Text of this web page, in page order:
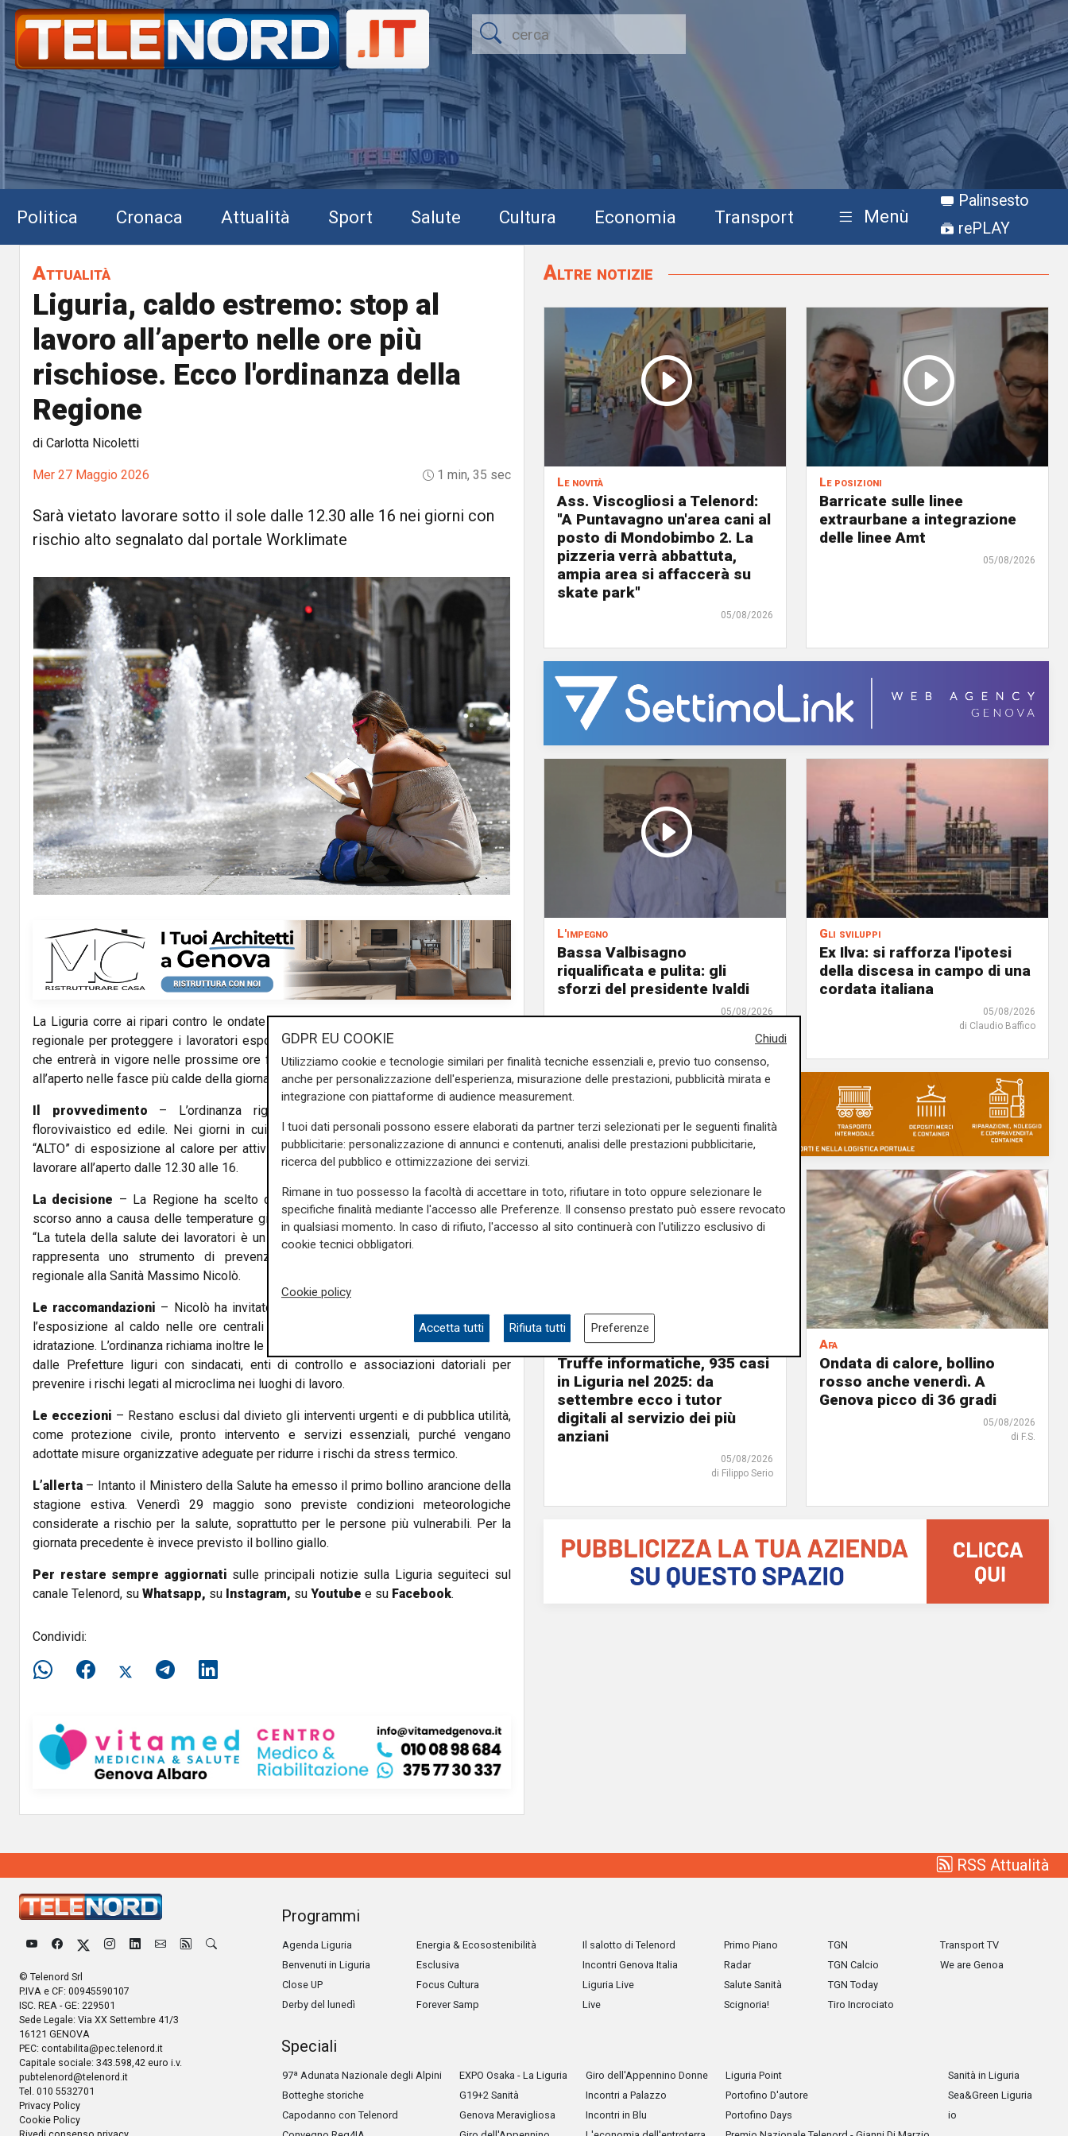
Politica Cronaca Attualità Sport Salute Cultura Economia Transport Menù
Palinsesto
rePLAY
Attualità
Liguria, caldo estremo: stop al
lavoro all’aperto nelle ore più
rischiose. Ecco l'ordinanza della
Regione
di Carlotta Nicoletti
Mer 27 Maggio 2026 1 min, 35 sec
Sarà vietato lavorare sotto il sole dalle 12.30 alle 16 nei giorni con
rischio alto segnalato dal portale Worklimate
La Liguria corre ai ripari contro le ondate di calore e anticipa di un mese l’ordinanza
regionale per proteggere i lavoratori esposti alle alte temperature. Il provvedimento,
che entrerà in vigore nelle prossime ore fino al 31 agosto, vieta le attività lavorative
all’aperto nelle fasce più calde della giornata nei giorni classificati a rischio elevato.
Il provvedimento – L’ordinanza riguarda in particolare i settori agricolo,
florovivaistico ed edile. Nei giorni in cui il portale Worklimate segnalerà un livello
“ALTO” di esposizione al calore per attività fisica intensa sotto il sole, sarà vietato
lavorare all’aperto dalle 12.30 alle 16.
La decisione – La Regione ha scelto di anticipare il provvedimento rispetto allo
scorso anno a causa delle temperature già elevate registrate nelle ultime settimane.
“La tutela della salute dei lavoratori è un dovere prioritario e questo provvedimento
rappresenta uno strumento di prevenzione importante”, sottolinea l’assessore
regionale alla Sanità Massimo Nicolò.
Le raccomandazioni – Nicolò ha invitato anche anziani e persone fragili a limitare
l’esposizione al caldo nelle ore centrali della giornata e a mantenere una corretta
idratazione. L’ordinanza richiama inoltre le linee guida nazionali e le intese sottoscritte
dalle Prefetture liguri con sindacati, enti di controllo e associazioni datoriali per
prevenire i rischi legati al microclima nei luoghi di lavoro.
Le eccezioni – Restano esclusi dal divieto gli interventi urgenti e di pubblica utilità,
come protezione civile, pronto intervento e servizi essenziali, purché vengano
adottate misure organizzative adeguate per ridurre i rischi da stress termico.
L’allerta – Intanto il Ministero della Salute ha emesso il primo bollino arancione della
stagione estiva. Venerdì 29 maggio sono previste condizioni meteorologiche
considerate a rischio per la salute, soprattutto per le persone più vulnerabili. Per la
giornata precedente è invece previsto il bollino giallo.
Per restare sempre aggiornati sulle principali notizie sulla Liguria seguiteci sul
canale Telenord, su Whatsapp, su Instagram, su Youtube e su Facebook.
Condividi:
Altre notizie
Le novità
Ass. Viscogliosi a Telenord:
"A Puntavagno un'area cani al
posto di Mondobimbo 2. La
pizzeria verrà abbattuta,
ampia area si affaccerà su
skate park"
05/08/2026
Le posizioni
Barricate sulle linee
extraurbane a integrazione
delle linee Amt
05/08/2026
L'impegno
Bassa Valbisagno
riqualificata e pulita: gli
sforzi del presidente Ivaldi
05/08/2026
Gli sviluppi
Ex Ilva: si rafforza l'ipotesi
della discesa in campo di una
cordata italiana
05/08/2026
di Claudio Baffico
Pericolo digitale
Truffe informatiche, 935 casi
in Liguria nel 2025: da
settembre ecco i tutor
digitali al servizio dei più
anziani
05/08/2026
di Filippo Serio
Afa
Ondata di calore, bollino
rosso anche venerdì. A
Genova picco di 36 gradi
05/08/2026
di F.S.
RSS Attualità
© Telenord Srl
P.IVA e CF: 00945590107
ISC. REA - GE: 229501
Sede Legale: Via XX Settembre 41/3
16121 GENOVA
PEC: contabilita@pec.telenord.it
Capitale sociale: 343.598,42 euro i.v.
pubtelenord@telenord.it
Tel. 010 5532701
Privacy Policy
Cookie Policy
Programmi
Agenda Liguria
Benvenuti in Liguria
Close UP
Derby del lunedì
Energia & Ecosostenibilità
Esclusiva
Focus Cultura
Forever Samp
Il salotto di Telenord
Incontri Genova Italia
Liguria Live
Live
Primo Piano
Radar
Salute Sanità
Scignoria!
TGN
TGN Calcio
TGN Today
Tiro Incrociato
Transport TV
We are Genoa
Speciali
97ª Adunata Nazionale degli Alpini
Botteghe storiche
Capodanno con Telenord
EXPO Osaka - La Liguria
G19+2 Sanità
Genova Meravigliosa
Giro dell'Appennino Donne
Incontri a Palazzo
Incontri in Blu
Liguria Point
Portofino D'autore
Portofino Days
Sanità in Liguria
Sea&Green Liguria
io
Chiudi
GDPR EU COOKIE
Utilizziamo cookie e tecnologie similari per finalità tecniche essenziali e, previo tuo consenso,
anche per personalizzazione dell'esperienza, misurazione delle prestazioni, pubblicità mirata e
integrazione con piattaforme di audience measurement.
I tuoi dati personali possono essere elaborati da partner terzi selezionati per le seguenti finalità
pubblicitarie: personalizzazione di annunci e contenuti, analisi delle prestazioni pubblicitarie,
ricerca del pubblico e ottimizzazione dei servizi.
Rimane in tuo possesso la facoltà di accettare in toto, rifiutare in toto oppure selezionare le
specifiche finalità mediante l'accesso alle Preferenze. Il consenso prestato può essere revocato
in qualsiasi momento. In caso di rifiuto, l'accesso al sito continuerà con l'utilizzo esclusivo di
cookie tecnici obbligatori.
Cookie policy
Accetta tutti Rifiuta tutti Preferenze